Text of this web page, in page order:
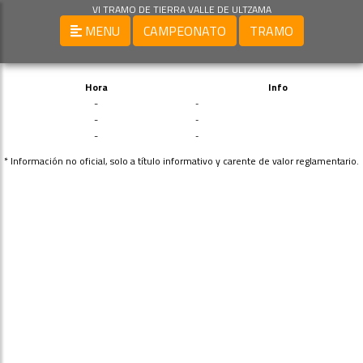
VI TRAMO DE TIERRA VALLE DE ULTZAMA
MENU CAMPEONATO TRAMO
Hora
Info
-
-
- -
- -
* Información no oficial, solo a título informativo y carente de valor reglamentario.